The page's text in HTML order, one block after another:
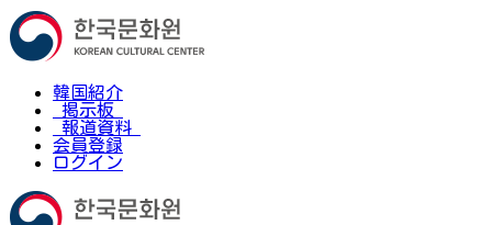
韓国紹介
掲示板
報道資料
会員登録
ログイン